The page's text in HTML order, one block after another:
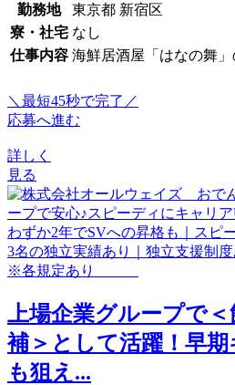
勤務地
東京都 新宿区
寮・社宅 なし
仕事内容 海鮮居酒屋「はなの舞
＼最短45秒で完了／
応募へ進む
詳しく
見る
上場企業グループで
補＞として活躍！早
も狙え...